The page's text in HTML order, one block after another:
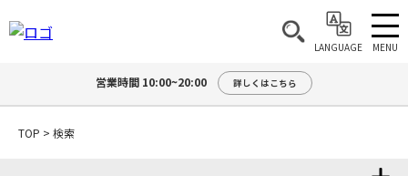
LANGUAGE MENU
営業時間 10:00~20:00 詳しくはこちら
TOP > 検索